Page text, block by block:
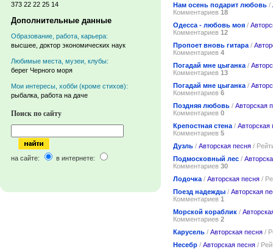
373 22 22 25 14
Дополнительные данные
Образование, работа, карьера:
высшее, доктор экономических наук
Любимые места, музеи, клубы:
берег Черного моря
Мои интересы, хобби (кроме стихов):
рыбалка, работа на даче
Поиск по сайту
на сайте: в интернете:
Нам осень подарит любовь /
Комментариев 18
Одесса - любовь моя /
Комментариев 12
Пропоет вновь гитара /
Комментариев 4
Погадай мне цыганка /
Комментариев 13
Погадай мне цыганка /
Комментариев 6
Поздняя любовь / Авторская
Комментариев 0
Крепостная стена / Авторская
Комментариев 5
Дузль / Авторская песня /
Подмосковный лес /
Комментариев 30
Лодочка / Авторская песня /
Поезд надежды / Авторская
Комментариев 1
Морской кораблик /
Комментариев 2
Карусель / Авторская песня /
Несебр / Авторская песня /